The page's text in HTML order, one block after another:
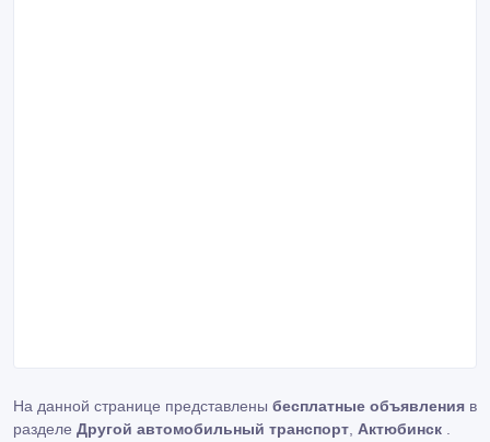
На данной странице представлены бесплатные объявления в
разделе Другой автомобильный транспорт Актюбинск